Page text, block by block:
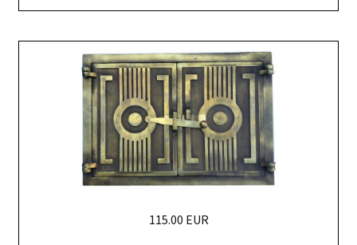
115.00 EUR